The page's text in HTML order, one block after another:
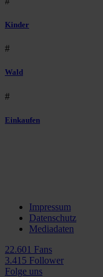
Kinder
#
Wald
#
Einkaufen
Impressum
Datenschutz
Mediadaten
22.601 Fans
3.415 Follower
Folge uns